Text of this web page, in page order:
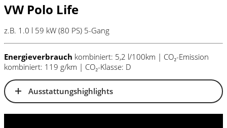
VW Polo Life
z.B. 1.0 l 59 kW (80 PS) 5-Gang
Energieverbrauch kombiniert: 5,2 l/100km | CO₂-Emission
kombiniert: 119 g/km | CO₂-Klasse: D
Ausstattungshighlights